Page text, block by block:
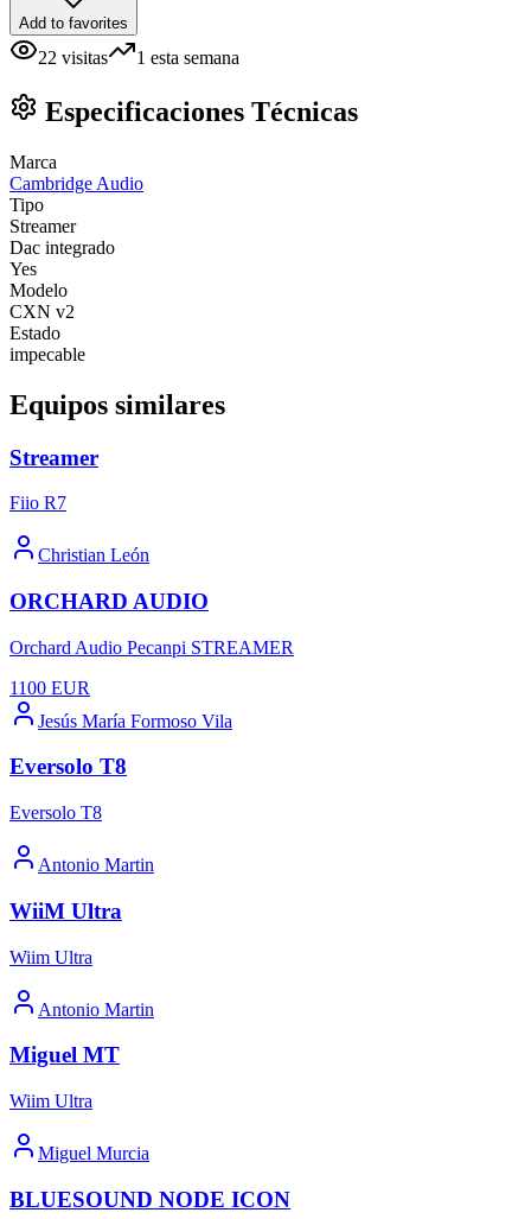
Add to favorites
22 visitas 1 esta semana
Especificaciones Técnicas
Marca
Cambridge Audio
Tipo
Streamer
Dac integrado
Yes
Modelo
CXN v2
Estado
impecable
Equipos similares
Streamer
Fiio R7
Christian León
ORCHARD AUDIO
Orchard Audio Pecanpi STREAMER
1100 EUR
Jesús María Formoso Vila
Eversolo T8
Eversolo T8
Antonio Martin
WiiM Ultra
Wiim Ultra
Antonio Martin
Miguel MT
Wiim Ultra
Miguel Murcia
BLUESOUND NODE ICON